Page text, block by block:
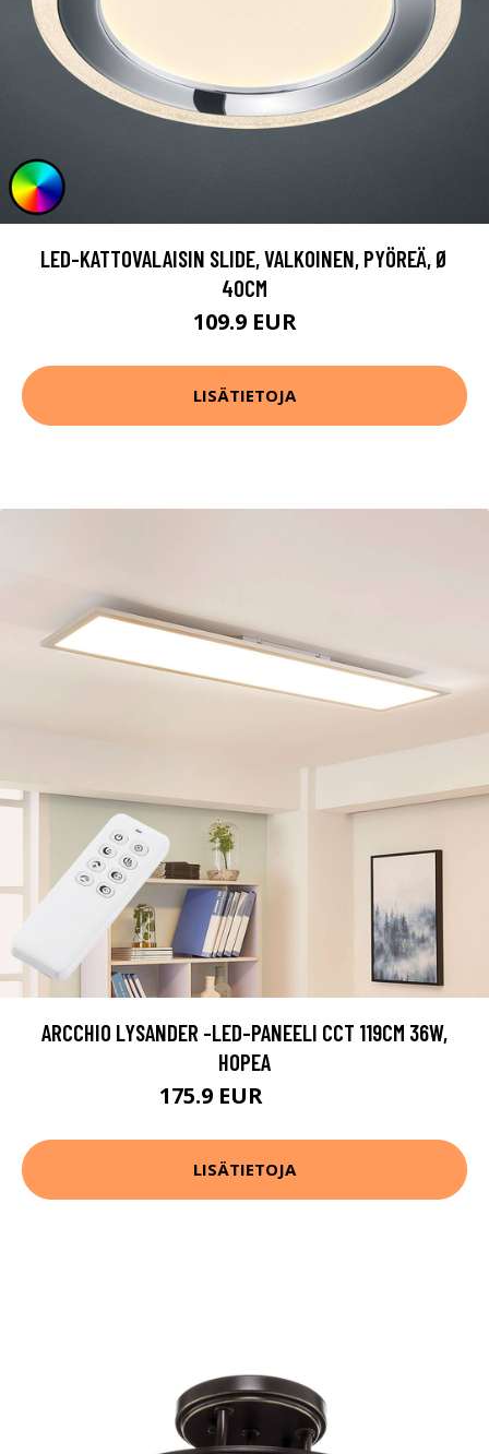
LED-KATTOVALAISIN SLIDE, VALKOINEN, PYÖREÄ, Ø
40CM
109.9 EUR
LISÄTIETOJA
ARCCHIO LYSANDER -LED-PANEELI CCT 119CM 36W,
HOPEA
175.9 EUR
LISÄTIETOJA